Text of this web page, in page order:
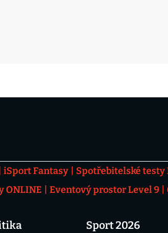
iSport Fantasy Spotřebitelské testy
ONLINE Eventový prostor Level 9
Sport 2026